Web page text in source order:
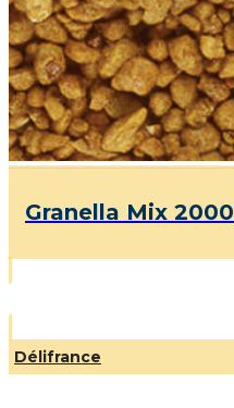
Granella Mix 2000
Délifrance